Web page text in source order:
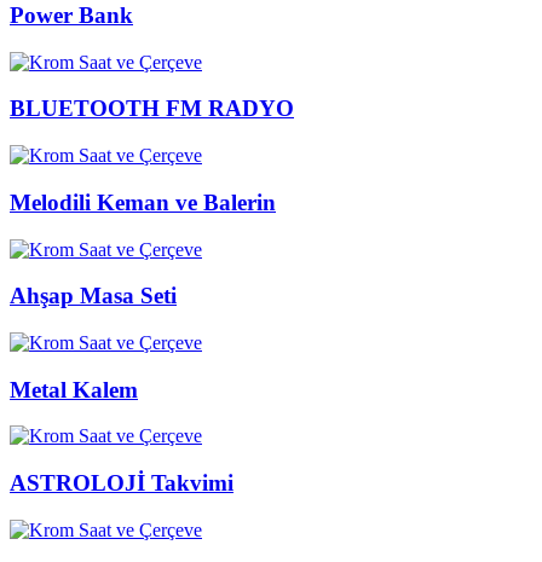
Power Bank
BLUETOOTH FM RADYO
Melodili Keman ve Balerin
Ahşap Masa Seti
Metal Kalem
ASTROLOJİ Takvimi